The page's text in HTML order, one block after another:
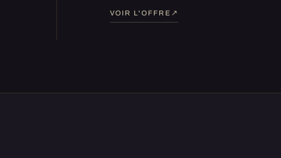
VOIR L'OFFRE